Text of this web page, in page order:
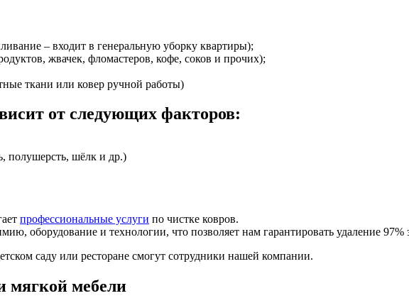
– входит в генеральную уборку квартиры);
жвачек, фломастеров, кофе, соков и прочих);
ткани или ковер ручной работы)
от следующих факторов:
полушерсть, шёлк и др.)
профессиональные услуги по чистке ковров.
оборудование и технологии, что позволяет нам гарантировать удаление 97%
саду или ресторане смогут сотрудники нашей компании.
мягкой мебели